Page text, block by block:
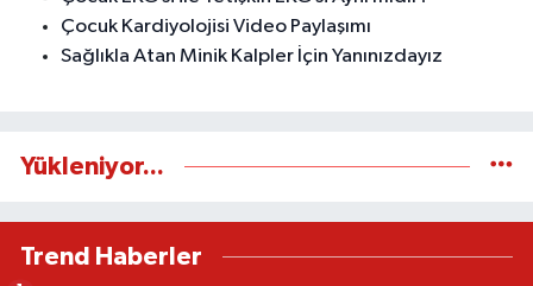
Çocuk Kardiyolojisi Video Paylaşımı
Sağlıkla Atan Minik Kalpler İçin Yanınızdayız
Yükleniyor...
Trend Haberler